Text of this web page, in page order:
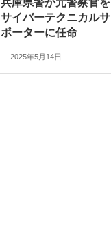
サイバーテクニカルサ
ポーターに任命
2025年5月14日